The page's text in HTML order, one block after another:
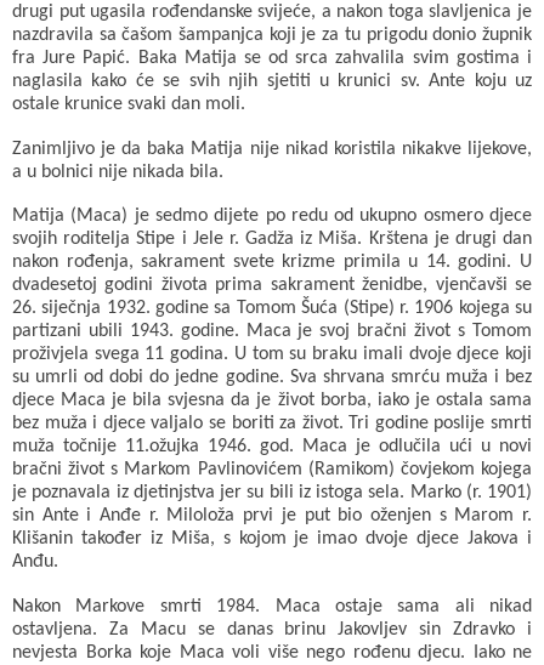
drugi put ugasila rođendanske svijeće, a nakon toga slavljenica je
nazdravila sa čašom šampanjca koji je za tu prigodu donio župnik
fra Jure Papić. Baka Matija se od srca zahvalila svim gostima i
naglasila kako će se svih njih sjetiti u krunici sv. Ante koju uz
ostale krunice svaki dan moli.
Zanimljivo je da baka Matija nije nikad koristila nikakve lijekove,
a u bolnici nije nikada bila.
Matija (Maca) je sedmo dijete po redu od ukupno osmero djece
svojih roditelja Stipe i Jele r. Gadža iz Miša. Krštena je drugi dan
nakon rođenja, sakrament svete krizme primila u 14. godini. U
dvadesetoj godini života prima sakrament ženidbe, vjenčavši se
26. siječnja 1932. godine sa Tomom Šuća (Stipe) r. 1906 kojega su
partizani ubili 1943. godine. Maca je svoj bračni život s Tomom
proživjela svega 11 godina. U tom su braku imali dvoje djece koji
su umrli od dobi do jedne godine. Sva shrvana smrću muža i bez
djece Maca je bila svjesna da je život borba, iako je ostala sama
bez muža i djece valjalo se boriti za život. Tri godine poslije smrti
muža točnije 11.ožujka 1946. god. Maca je odlučila ući u novi
bračni život s Markom Pavlinovićem (Ramikom) čovjekom kojega
je poznavala iz djetinjstva jer su bili iz istoga sela. Marko (r. 1901)
sin Ante i Anđe r. Miloloža prvi je put bio oženjen s Marom r.
Klišanin također iz Miša, s kojom je imao dvoje djece Jakova i
Anđu.
Nakon Markove smrti 1984. Maca ostaje sama ali nikad
ostavljena. Za Macu se danas brinu Jakovljev sin Zdravko i
nevjesta Borka koje Maca voli više nego rođenu djecu. Iako ne